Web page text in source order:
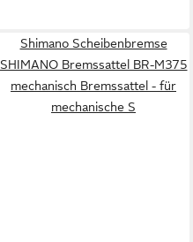
Shimano Scheibenbremse
SHIMANO Bremssattel BR-M375
mechanisch Bremssattel - für
mechanische S